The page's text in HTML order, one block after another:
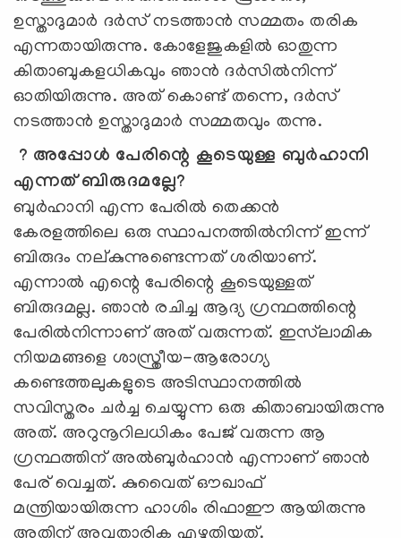
ഉസ്താദുമാര്‍ ദര്‍സ് നടത്താന്‍ സമ്മതം തരിക
എന്നതായിരുന്നു. കോളേജുകളില്‍ ഓതുന്ന
കിതാബുകളധികവും ഞാന്‍ ദര്‍സില്‍നിന്ന്
ഓതിയിരുന്നു. അത് കൊണ്ട് തന്നെ, ദര്‍സ്
നടത്താന്‍ ഉസ്താദുമാര്‍ സമ്മതവും തന്നു.
? അപ്പോള്‍ പേരിന്റെ കൂടെയുള്ള ബുര്‍ഹാനി
എന്നത് ബിരുദമല്ലേ?
ബുര്‍ഹാനി എന്ന പേരില്‍ തെക്കന്‍
കേരളത്തിലെ ഒരു സ്ഥാപനത്തില്‍നിന്ന് ഇന്ന്
ബിരുദം നല്കുന്നുണ്ടെന്നത് ശരിയാണ്.
എന്നാല്‍ എന്റെ പേരിന്റെ കൂടെയുള്ളത്
ബിരുദമല്ല. ഞാന്‍ രചിച്ച ആദ്യ ഗ്രന്ഥത്തിന്റെ
പേരില്‍നിന്നാണ് അത് വരുന്നത്. ഇസ്‍ലാമിക
നിയമങ്ങളെ ശാസ്ത്രീയ-ആരോഗ്യ
കണ്ടെത്തലുകളുടെ അടിസ്ഥാനത്തില്‍
സവിസ്തരം ചര്‍ച്ച ചെയ്യുന്ന ഒരു കിതാബായിരുന്നു
അത്. അറുനൂറിലധികം പേജ് വരുന്ന ആ
ഗ്രന്ഥത്തിന് അല്‍ബുര്‍ഹാന്‍ എന്നാണ് ഞാന്‍
പേര് വെച്ചത്. കുവൈത് ഔഖാഫ്
മന്ത്രിയായിരുന്ന ഹാശിം രിഫാഈ ആയിരുന്നു